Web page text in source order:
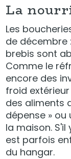
La
Les
de
brebis sont
Comme le
encore des
froid
des aliments
dépense »
la maison.
est parfois
du hangar.